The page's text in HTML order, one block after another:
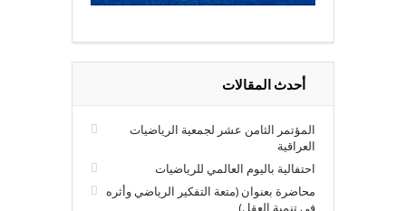
أحدث المقالات
المؤتمر الثامن عشر لجمعية الرياضيات
العراقية
احتفالية باليوم العالمي للرياضيات
محاضرة بعنوان (متعة التفكير الرياضي وأثره
في تنمية العقل)